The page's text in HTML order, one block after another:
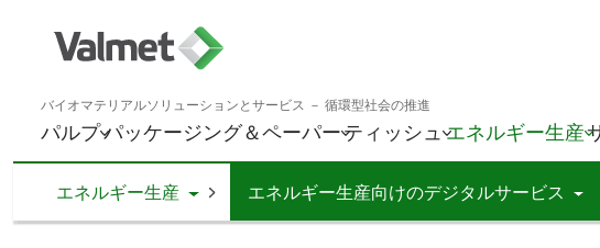
バイオマテリアルソリューションとサービス － 循環型社会の推進
パルプパッケージング＆ペーパーティッシュエネルギー生産
エネルギー生産Toggle Dropdown
エネルギー生産向けのデジタルサービス